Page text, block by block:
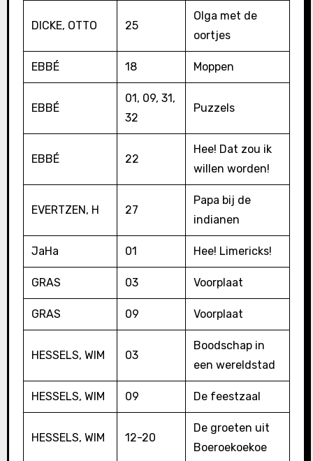
DICKE, OTTO 25
Olga met de
oortjes
EBBÉ 18 Moppen
EBBÉ
01, 09, 31,
32
Puzzels
EBBÉ 22
Hee! Dat zou ik
willen worden!
EVERTZEN, H 27
Papa bij de
indianen
JaHa 01 Hee! Limericks!
GRAS 03 Voorplaat
GRAS 09 Voorplaat
HESSELS, WIM 03
Boodschap in
een wereldstad
HESSELS, WIM 09 De feestzaal
HESSELS, WIM 12-20
De groeten uit
Boeroekoekoe